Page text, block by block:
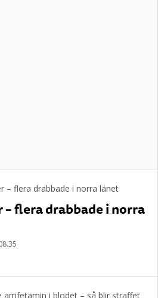
flera drabbade i norra